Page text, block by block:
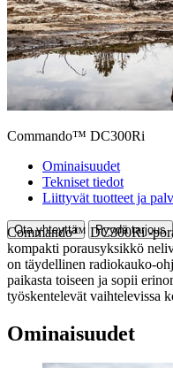
Commando™ DC300Ri
Ominaisuudet
Tekniset tiedot
Liittyvät tuotteet ja
Ota yhteyttä Pyydä tarjous
Commando™ DC300Ri -
kompakti porausyksikkö
on täydellinen radiokauko-
paikasta toiseen ja sopii
työskentelevät vaihtelevissa
Ominaisuudet